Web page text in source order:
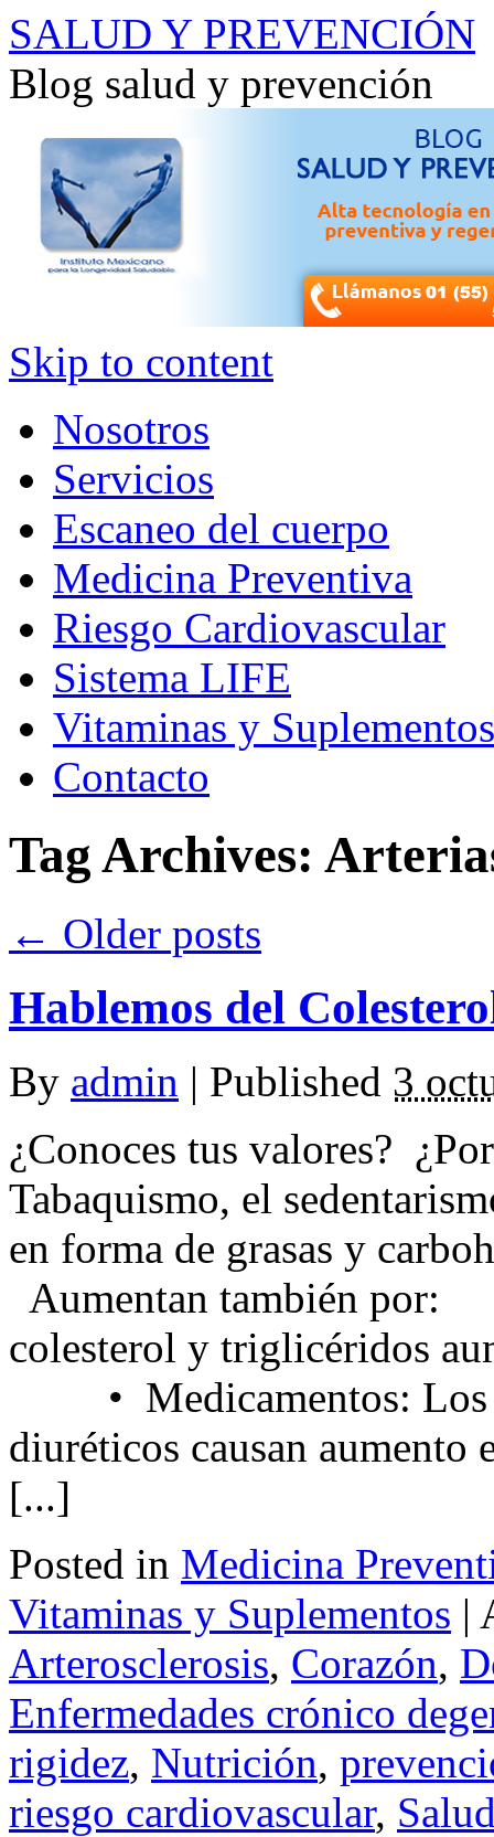
SALUD Y PREVENCIÓN
Blog salud y prevención
Skip to content
Nosotros
Servicios
Escaneo del cuerpo
Medicina Preventiva
Riesgo Cardiovascular
Sistema LIFE
Vitaminas y Suplementos
Contacto
Tag Archives:
← Older posts
Hablemos del
By admin | Published 3
¿Conoces tus valores?
Tabaquismo, el
en forma de grasas y
Aumentan también
colesterol y triglicéridos
• Medicamentos: Los
diuréticos causan
[...]
Posted in Medicina
Vitaminas y Suplementos |
Arterosclerosis, Corazón,
Enfermedades crónico
rigidez, Nutrición,
riesgo cardiovascular,